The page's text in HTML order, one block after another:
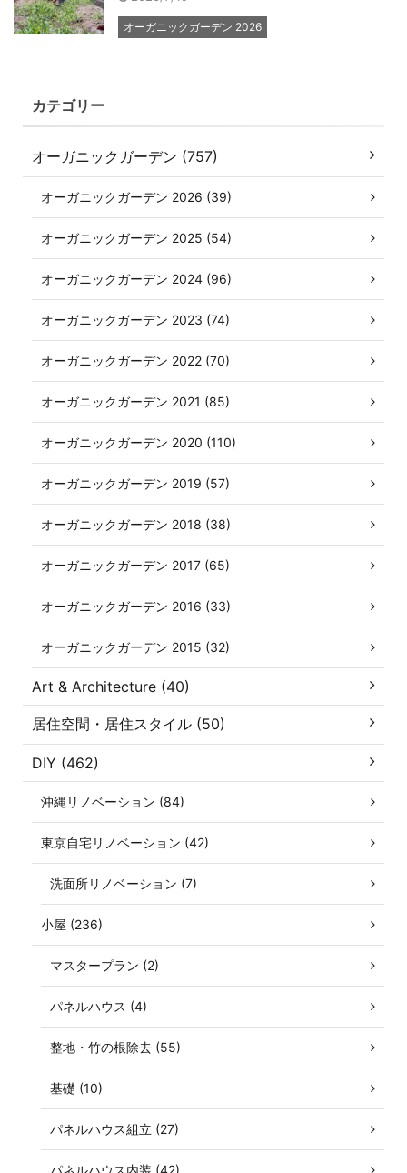
オーガニックガーデン 2026
カテゴリー
オーガニックガーデン (757)
オーガニックガーデン 2026 (39)
オーガニックガーデン 2025 (54)
オーガニックガーデン 2024 (96)
オーガニックガーデン 2023 (74)
オーガニックガーデン 2022 (70)
オーガニックガーデン 2021 (85)
オーガニックガーデン 2020 (110)
オーガニックガーデン 2019 (57)
オーガニックガーデン 2018 (38)
オーガニックガーデン 2017 (65)
オーガニックガーデン 2016 (33)
オーガニックガーデン 2015 (32)
Art & Architecture (40)
居住空間・居住スタイル (50)
DIY (462)
沖縄リノベーション (84)
東京自宅リノベーション (42)
洗面所リノベーション (7)
小屋 (236)
マスタープラン (2)
パネルハウス (4)
整地・竹の根除去 (55)
基礎 (10)
パネルハウス組立 (27)
パネルハウス内装 (42)